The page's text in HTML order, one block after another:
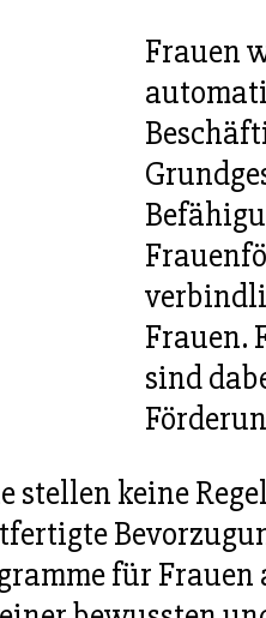
Frauen
Frauen.
sind
stellen keine
für Frauen